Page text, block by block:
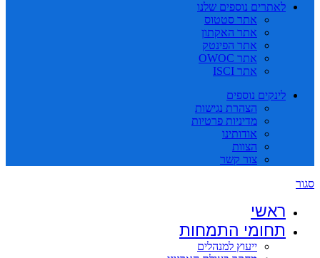
לאתרים נוספים שלנו
אתר סטטוס
אתר האקתון
אתר הפינטק
אתר OWOC
אתר ISCI
לינקים נוספים
הצהרת נגישות
מדיניות פרטיות
אודותינו
הצוות
צור קשר
סגור
ראשי
תחומי התמחות
ייעוץ למנהלים